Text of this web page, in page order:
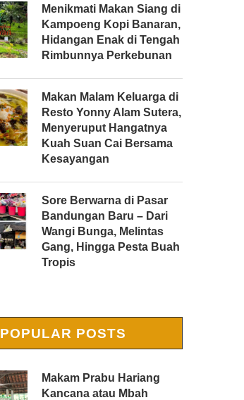
Menikmati Makan Siang di
Kampoeng Kopi Banaran,
Hidangan Enak di Tengah
Rimbunnya Perkebunan
Makan Malam Keluarga di
Resto Yonny Alam Sutera,
Menyeruput Hangatnya
Kuah Suan Cai Bersama
Kesayangan
Sore Berwarna di Pasar
Bandungan Baru – Dari
Wangi Bunga, Melintas
Gang, Hingga Pesta Buah
Tropis
POPULAR POSTS
Makam Prabu Hariang
Kancana atau Mbah